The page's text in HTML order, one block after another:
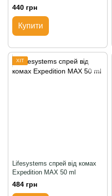
440 грн
Купити
ХІТ
Lifesystems спрей від комах
Expedition MAX 50 ml
484 грн